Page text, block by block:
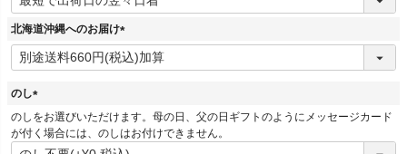
北海道沖縄へのお届け
(
必
のし
(
必
須
のしをお選びいただけます。母の日、父の日ギフトのようにメッセージカード
が付く場合には、のしはお付けできません。